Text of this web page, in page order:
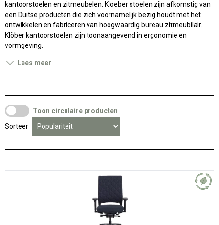
kantoorstoelen en zitmeubelen. Kloeber stoelen zijn afkomstig van
een Duitse producten die zich voornamelijk bezig houdt met het
ontwikkelen en fabriceren van hoogwaardig bureau zitmeubilair.
Klöber kantoorstoelen zijn toonaangevend in ergonomie en
vormgeving.
Lees meer
Toon circulaire producten
Sorteer